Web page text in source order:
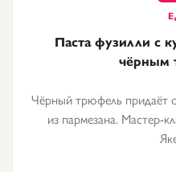
Паста фузилли с
чёрным
Чёрный трюфель придаёт
из пармезана. Мастер-